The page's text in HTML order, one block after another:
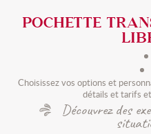
POCHETTE
Choisissez vos options et
détails et tarifs
Découvrez des